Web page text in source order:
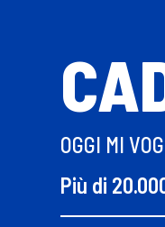
OGGI MI
Più di